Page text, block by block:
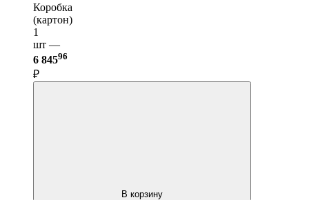
Коробка
(картон)
1
шт —
6 84596
₽
В корзину